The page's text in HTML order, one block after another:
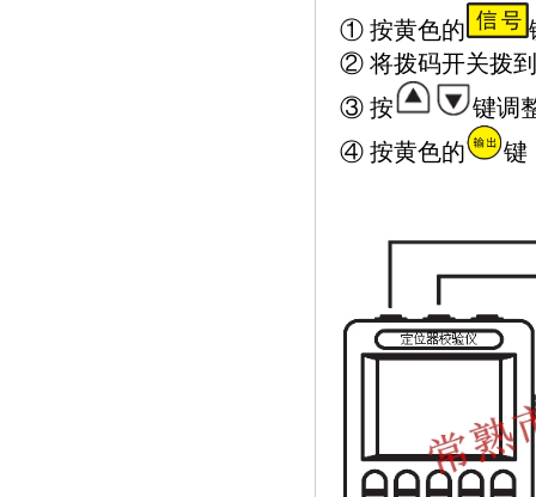
① 按黄色的
② 将拨码开关拨
③ 按
键调
④ 按黄色的
键